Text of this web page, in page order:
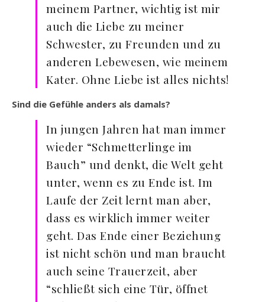
meinem Partner, wichtig ist mir
auch die Liebe zu meiner
Schwester, zu Freunden und zu
anderen Lebewesen, wie meinem
Kater. Ohne Liebe ist alles nichts!
Sind die Gefühle anders als damals?
In jungen Jahren hat man immer
wieder “Schmetterlinge im
Bauch” und denkt, die Welt geht
unter, wenn es zu Ende ist. Im
Laufe der Zeit lernt man aber,
dass es wirklich immer weiter
geht. Das Ende einer Beziehung
ist nicht schön und man braucht
auch seine Trauerzeit, aber
“schließt sich eine Tür, öffnet